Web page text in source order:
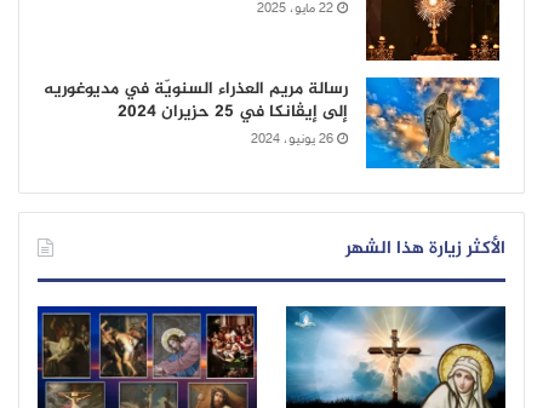
22 مايو، 2025
رسالة مريم العذراء السنويّة في مديوغوريه
إلى إيڤانكا في 25 حزيران 2024
26 يونيو، 2024
الأكثر زيارة هذا الشهر